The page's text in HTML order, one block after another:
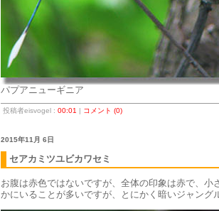
パプアニューギニア
投稿者eisvogel : 00:01 | コメント (0)
2015年11月 6日
セアカミツユビカワセミ
お腹は赤色ではないですが、全体の印象は赤で、小
かにいることが多いですが、とにかく暗いジャング